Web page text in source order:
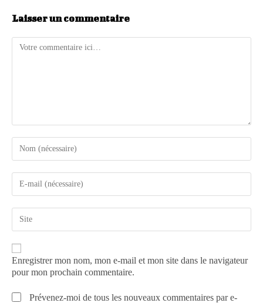
Laisser un commentaire
Enregistrer mon nom, mon e-mail et mon site dans le navigateur
pour mon prochain commentaire.
Prévenez-moi de tous les nouveaux commentaires par e-